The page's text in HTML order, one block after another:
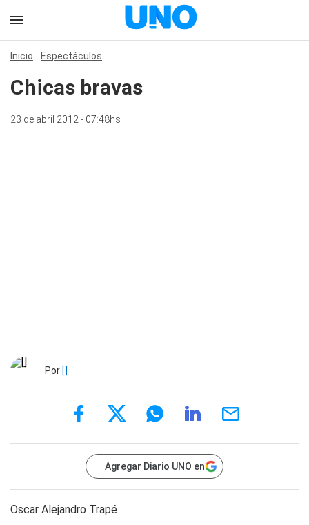
Inicio Espectáculos
Chicas bravas
23 de abril 2012 - 07:48hs
Por []
Agregar Diario UNO en
Oscar Alejandro Trapé